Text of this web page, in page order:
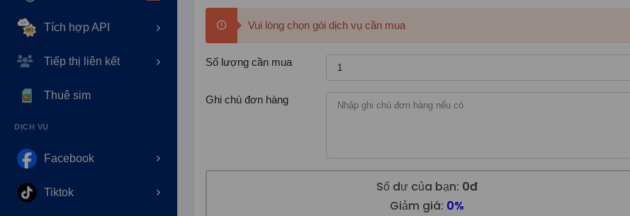
Tích hợp API
Tiếp thị liên kết
Thuê sim
DỊCH VỤ
Facebook
Tiktok
Vui lòng chọn gói dịch vụ cần mua
Số lượng cần mua
Ghi chú đơn hàng
Số dư của bạn: 0đ
Giảm giá: 0%